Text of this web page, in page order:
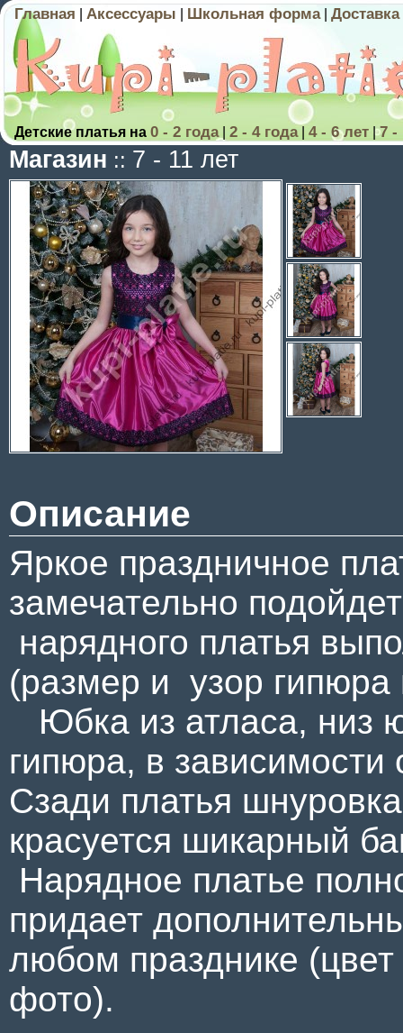
Главная Аксессуары Школьная форма| Доставка
Детские платья на 0 - 2 года| 2 - 4 года| 4 - 6 лет |7 -
Магазин :: 7 - 11 лет
Описание
Яркое праздничное
замечательно
нарядного платья
(размер и узор
Юбка из атласа, низ
гипюра, в
Сзади платья
красуется шикарный
Нарядное платье
придает
любом празднике (цвет
фото).